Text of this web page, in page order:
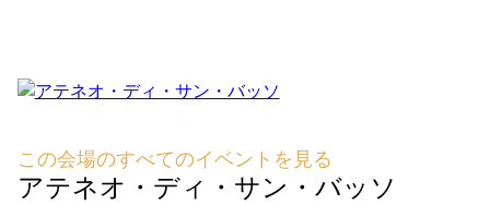
この会場のすべてのイベントを見る
アテネオ・ディ・サン・バッソ